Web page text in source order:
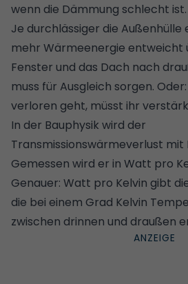
wenn die Dämmung schlecht
Je durchlässiger die Außenhülle
mehr Wärmeenergie entweicht
Fenster und das Dach nach
muss für Ausgleich sorgen.
verloren geht, müsst ihr
In der Bauphysik wird der
Transmissionswärmeverlust mit
Gemessen wird er in Watt pro
Genauer: Watt pro Kelvin gibt
die bei einem Grad Kelvin
zwischen drinnen und draußen